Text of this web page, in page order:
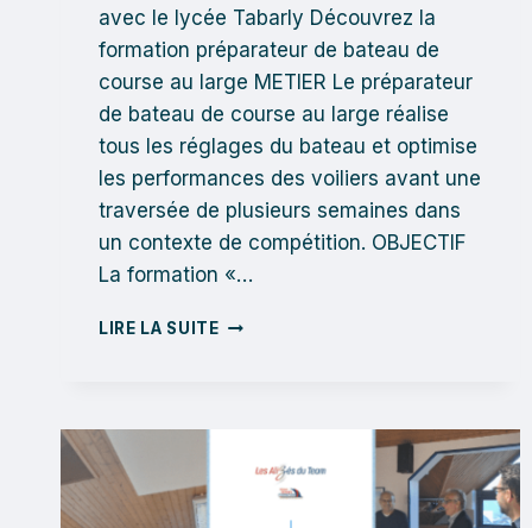
avec le lycée Tabarly Découvrez la
formation préparateur de bateau de
course au large METIER Le préparateur
de bateau de course au large réalise
tous les réglages du bateau et optimise
les performances des voiliers avant une
traversée de plusieurs semaines dans
un contexte de compétition. OBJECTIF
La formation «…
LIRE LA SUITEFORMATION